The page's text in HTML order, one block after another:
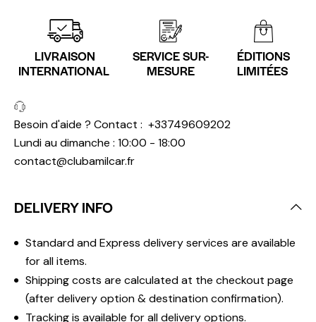
LIVRAISON
INTERNATIONAL
SERVICE SUR-
MESURE
ÉDITIONS
LIMITÉES
Besoin d'aide ? Contact : +33749609202
Lundi au dimanche : 10:00 - 18:00
contact@clubamilcar.fr
DELIVERY INFO
Standard and Express delivery services are available
for all items.
Shipping costs are calculated at the checkout page
(after delivery option & destination confirmation).
Tracking is available for all delivery options.